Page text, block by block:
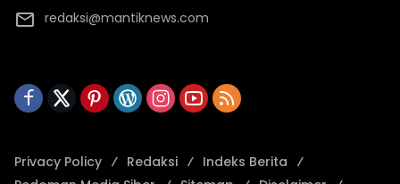
redaksi@mantiknews.com
Privacy Policy Redaksi
Indeks Berita